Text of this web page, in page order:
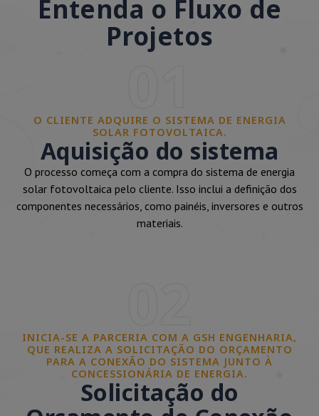
Entenda o Fluxo de
Projetos
O CLIENTE ADQUIRE O SISTEMA DE ENERGIA
SOLAR FOTOVOLTAICA.
Aquisição do sistema
O processo começa com a compra do sistema de energia
solar fotovoltaica pelo cliente. Isso inclui a definição dos
componentes necessários, como painéis, inversores e outros
materiais.
INICIA-SE A PARCERIA COM A GSH ENGENHARIA,
QUE REALIZA A SOLICITAÇÃO DO ORÇAMENTO
PARA A CONEXÃO DO SISTEMA JUNTO À
CONCESSIONÁRIA DE ENERGIA.
Solicitação do